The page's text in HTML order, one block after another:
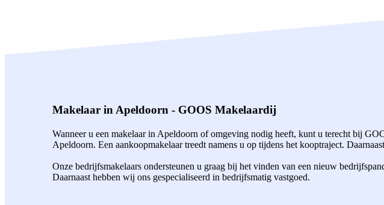
Makelaar in Apeldoorn - GOOS Makelaardij
Wanneer u een makelaar in Apeldoorn of omgeving nodig heeft, kunt u terecht bij
Apeldoorn. Een aankoopmakelaar treedt namens u op tijdens het kooptraject.
Onze bedrijfsmakelaars ondersteunen u graag bij het vinden van een nieuw
Daarnaast hebben wij ons gespecialiseerd in bedrijfsmatig vastgoed.